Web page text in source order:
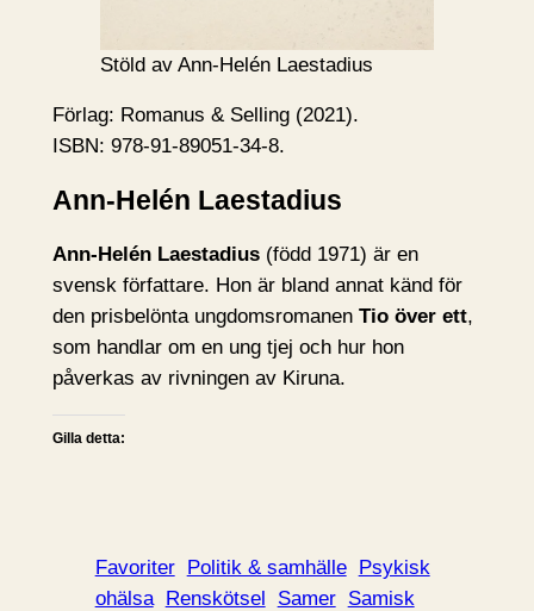
Stöld av Ann-Helén Laestadius
Förlag: Romanus & Selling (2021).
ISBN: 978-91-89051-34-8.
Ann-Helén Laestadius
Ann-Helén Laestadius (född 1971) är en
svensk författare. Hon är bland annat känd för
den prisbelönta ungdomsromanen Tio över ett,
som handlar om en ung tjej och hur hon
påverkas av rivningen av Kiruna.
Gilla detta:
Favoriter Politik & samhälle Psykisk
ohälsa Renskötsel Samer Samisk